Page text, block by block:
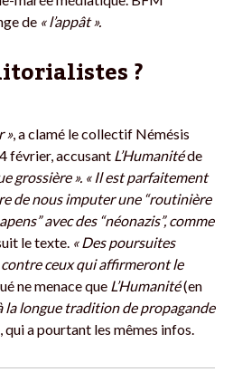
de « l’appât ».
?
», a clamé le collectif Némésis
février, accusant L’Humanitéde
grossière ». « Il est parfaitement
de nous imputer une “routinière
avec des “néonazis”, comme
le texte. « Des poursuites
ceux qui affirmeront le
ne menace que L’Humanité(en
la longue tradition de propagande
qui a pourtant les mêmes infos.